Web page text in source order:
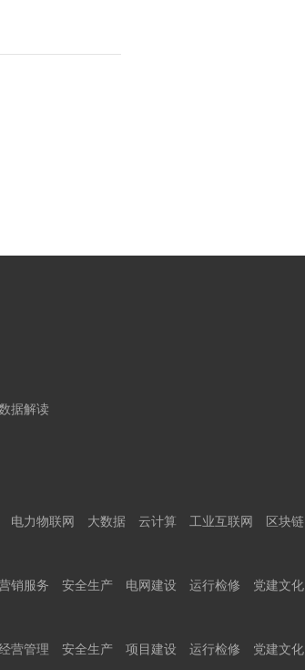
据解读
电力物联网 大数据 云计算 工业互联网 区块链
销服务 安全生产 电网建设 运行检修 党建文化
营管理 安全生产 项目建设 运行检修 党建文化